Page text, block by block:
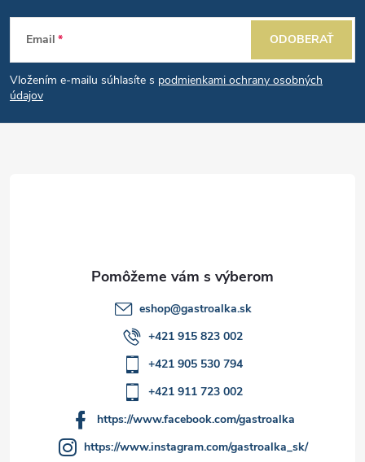
Z
á
p
Email
Vložením e-mailu súhlasíte s podmienkami ochrany osobných
údajov
ODOBERAŤ
eshop@gastroalka.sk
+421 915 823 002
+421 905 530 794
+421 911 723 002
https://www.facebook.com/gastroalka
https://www.instagram.com/gastroalka_sk/